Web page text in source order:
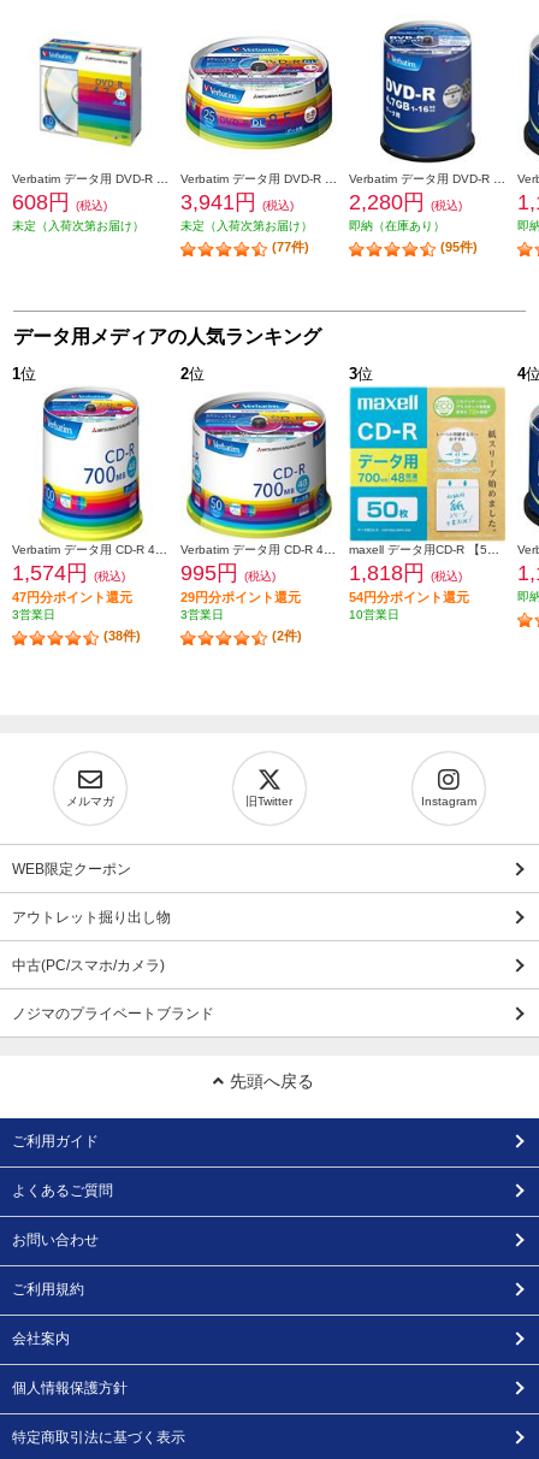
608円
(税込)
未定（入荷次第お届け）
3,941円
(税込)
未定（入荷次第お届け）
(77件)
2,280円
(税込)
即納（在庫あり）
(95件)
即
データ用メディアの人気ランキング
1位
1,574円 (税込)
47円分ポイント還元
3営業日
(38件)
2位
995円 (税込)
29円分ポイント還元
3営業日
(2件)
3位
1,818円 (税込)
54円分ポイント還元
10営業日
4
即
メルマガ 旧Twitter Instagram
WEB限定クーポン
アウトレット掘り出し物
中古(PC/スマホ/カメラ)
ノジマのプライベートブランド
先頭へ戻る
ご利用ガイド
よくあるご質問
お問い合わせ
ご利用規約
会社案内
個人情報保護方針
特定商取引法に基づく表示